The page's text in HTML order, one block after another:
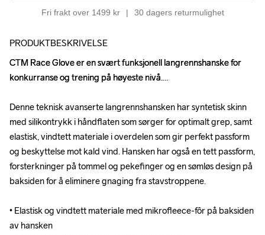
Fri frakt over 1499 kr 30 dagers returmulighet
PRODUKTBESKRIVELSE
CTM Race Glove er en svært funksjonell langrennshanske for
konkurranse og trening på høyeste nivå.
Denne teknisk avanserte langrennshansken har syntetisk skinn
med silikontrykk i håndflaten som sørger for optimalt grep, samt
elastisk, vindtett materiale i overdelen som gir perfekt passform
og beskyttelse mot kald vind. Hansken har også en tett passform,
forsterkninger på tommel og pekefinger og en sømløs design på
baksiden for å eliminere gnaging fra stavstroppene.
• Elastisk og vindtett materiale med mikrofleece-fôr på baksiden
av hansken
CTM Race Glove er en svært funksjonell langrennshanske for
konkurranse og trening på høyeste nivå.
Denne teknisk avanserte langrennshansken har syntetisk skinn
med silikontrykk i håndflaten som sørger for optimalt grep, samt
elastisk, vindtett materiale i overdelen som gir perfekt passform
og beskyttelse mot kald vind. Hansken har også en tett passform,
forsterkninger på tommel og pekefinger og en sømløs design på
baksiden for å eliminere gnaging fra stavstroppene.
• Elastisk og vindtett materiale med mikrofleece-fôr på baksiden
av hansken